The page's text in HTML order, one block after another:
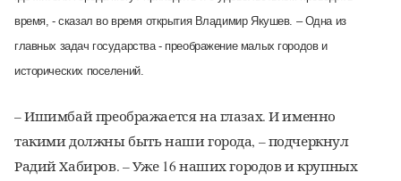
время, - сказал во время открытия Владимир Якушев. – Одна из
главных задач государства - преображение малых городов и
исторических поселений.
– Ишимбай преображается на глазах. И именно
такими должны быть наши города, – подчеркнул
Радий Хабиров. – Уже 16 наших городов и крупных